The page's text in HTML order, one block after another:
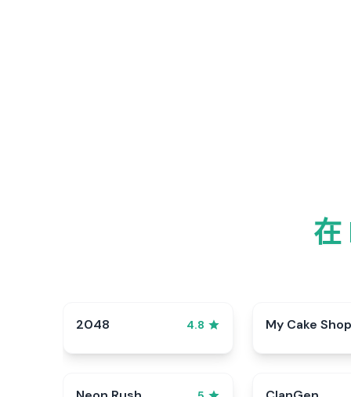
在
2048 4.8 My Cake Shop